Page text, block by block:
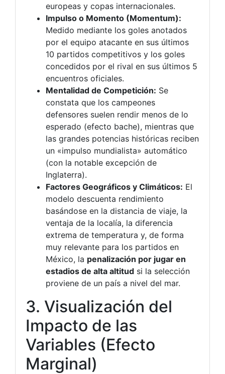
europeas y copas internacionales.
Impulso o Momento (Momentum):
Medido mediante los goles anotados
por el equipo atacante en sus últimos
10 partidos competitivos y los goles
concedidos por el rival en sus últimos 5
encuentros oficiales.
Mentalidad de Competición: Se
constata que los campeones
defensores suelen rendir menos de lo
esperado (efecto bache), mientras que
las grandes potencias históricas reciben
un «impulso mundialista» automático
(con la notable excepción de
Inglaterra).
Factores Geográficos y Climáticos: El
modelo descuenta rendimiento
basándose en la distancia de viaje, la
ventaja de la localía, la diferencia
extrema de temperatura y, de forma
muy relevante para los partidos en
México, la penalización por jugar en
estadios de alta altitud si la selección
proviene de un país a nivel del mar.
3. Visualización del
Impacto de las
Variables (Efecto
Marginal)